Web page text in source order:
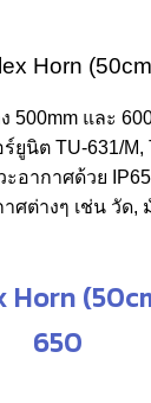
Horn
500mm และ
ยูนิต TU-631/M,
อากาศด้วย IP65
ศต่างๆ เช่น วัด,
Horn
650